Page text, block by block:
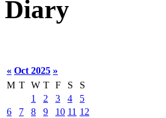
Diary
« Oct 2025 »
M T W T F S
S
1
2 3 4
5
6
7 8 9 10 11 12